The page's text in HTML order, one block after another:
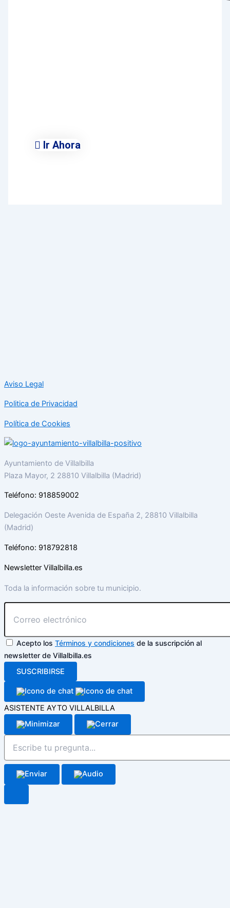
Ir Ahora
Aviso Legal
Politica de Privacidad
Política de Cookies
Ayuntamiento de Villalbilla
Plaza Mayor, 2 28810 Villalbilla (Madrid)
Teléfono: 918859002
Delegación Oeste Avenida de España 2, 28810 Villalbilla
(Madrid)
Teléfono: 918792818
Newsletter Villalbilla.es
Toda la información sobre tu municipio.
Acepto los Términos y condiciones de la suscripción al
newsletter de Villalbilla.es
SUSCRIBIRSE
ASISTENTE AYTO VILLALBILLA